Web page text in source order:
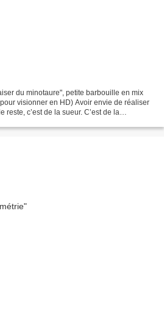
du minotaure", petite barbouille en mix
visionner en HD) Avoir envie de réaliser
reste, c’est de la sueur. C’est de la